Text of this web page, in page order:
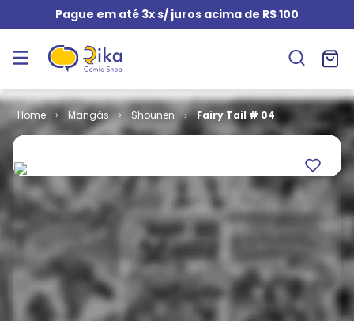
Pague em até 3x s/ juros acima de R$ 100
Mangás Shounen Fairy Tail # 04